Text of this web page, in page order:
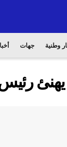
وطنية جهات
رئيس